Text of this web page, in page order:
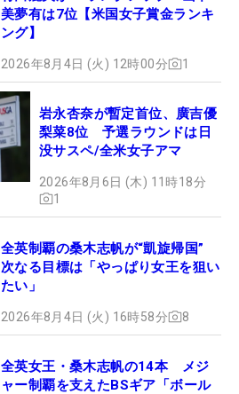
美夢有は7位【米国女子賞金ランキ
ング】
2026年8月4日 (火) 12時00分 1
岩永杏奈が暫定首位、廣吉優
梨菜8位 予選ラウンドは日
没サスペ/全米女子アマ
2026年8月6日 (木) 11時18分
1
全英制覇の桑木志帆が“凱旋帰国”
次なる目標は「やっぱり女王を狙い
たい」
2026年8月4日 (火) 16時58分 8
全英女王・桑木志帆の14本 メジ
ャー制覇を支えたBSギア「ボール